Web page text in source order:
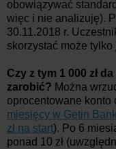
obowiązywać
więc i nie analizuję).
30.11.2018 r.
skorzystać może tylko
Czy z tym 1 000 zł
zarobić? Można
oprocentowane konto
miesięcy w Getin
zł na start). Po 6
ponad 10 zł